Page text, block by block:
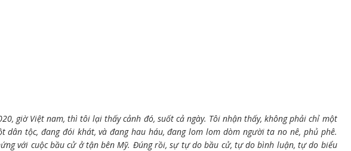
giờ Việt nam, thì tôi lại thấy cảnh đó, suốt cả ngày. Tôi nhận thấy, không phải chỉ một
dân tộc, đang đói khát, và đang hau háu, đang lom lom dòm người ta no nê, phủ phê.
với cuộc bầu cử ở tận bên Mỹ. Đúng rồi, sự tự do bầu cử, tự do bình luận, tự do biểu